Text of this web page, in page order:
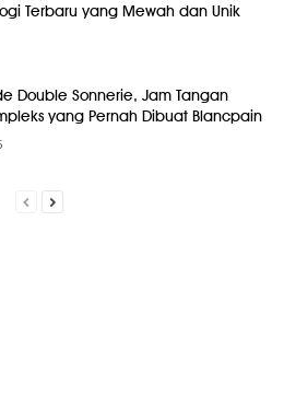
Terbaru yang Mewah dan Unik
Double Sonnerie, Jam Tangan
yang Pernah Dibuat Blancpain